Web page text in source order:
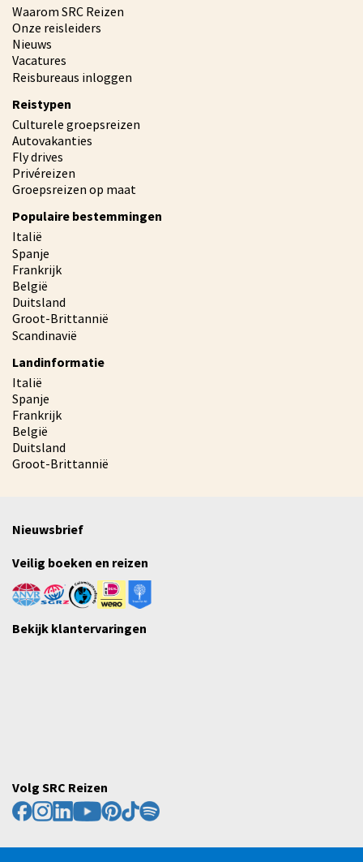
Waarom SRC Reizen
Onze reisleiders
Nieuws
Vacatures
Reisbureaus inloggen
Reistypen
Culturele groepsreizen
Autovakanties
Fly drives
Privéreizen
Groepsreizen op maat
Populaire bestemmingen
Italië
Spanje
Frankrijk
België
Duitsland
Groot-Brittannië
Scandinavië
Landinformatie
Italië
Spanje
Frankrijk
België
Duitsland
Groot-Brittannië
Nieuwsbrief
Veilig boeken en reizen
Bekijk klantervaringen
Volg SRC Reizen